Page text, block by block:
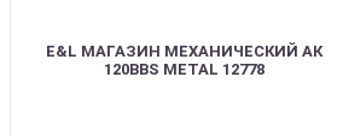
E&L МАГАЗИН МЕХАНИЧЕСКИЙ АК
120BBS METAL 12778